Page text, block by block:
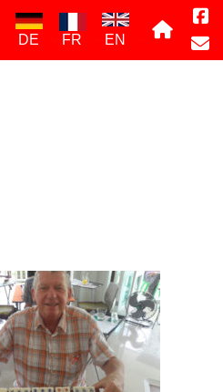
DE FR EN